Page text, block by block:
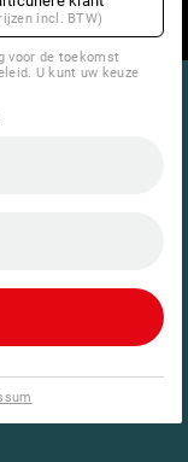
incl. BTW)
voor de toekomst
U kunt uw keuze